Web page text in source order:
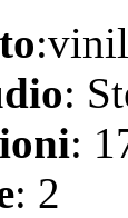
:
:
: 2